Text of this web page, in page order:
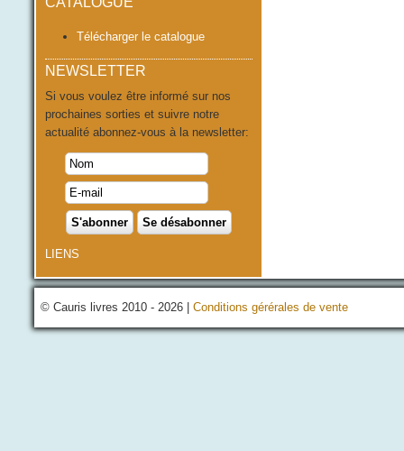
Télécharger le catalogue
NEWSLETTER
Si vous voulez être informé sur nos
prochaines sorties et suivre notre
actualité abonnez-vous à la newsletter:
LIENS
© Cauris livres 2010 - 2026 | Conditions gérérales de vente